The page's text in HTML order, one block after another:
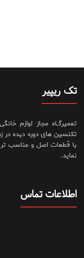
تک ریپیر
تعمیرگــاه مجاز لوازم
تکنسین های دوره دیده در
با قطعات اصل و مناسب
نماید.
اطلاعات تماس